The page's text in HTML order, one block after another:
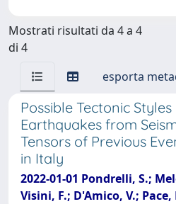
Mostrati risultati da 4 a 4
di 4
esporta
Possible Tectonic
Earthquakes from
Tensors of Previous
in Italy
2022-01-01 Pondrelli, S.;
Visini, F.; D'Amico, V.; Pace,